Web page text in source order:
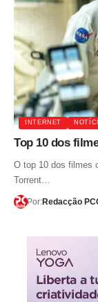
INTERNET
Top 10 dos
O top 10 dos filmes
Torrent…
Por:Redacção